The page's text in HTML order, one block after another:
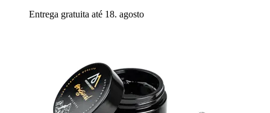
Entrega gratuita até 18. agosto